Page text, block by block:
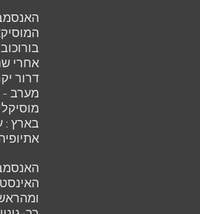
אחרי
דרור
מערב -
בארץ :